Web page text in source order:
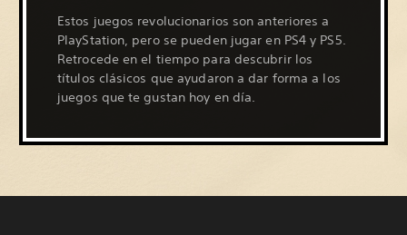
Estos juegos revolucionarios son anteriores a
PlayStation, pero se pueden jugar en PS4 y PS5.
Retrocede en el tiempo para descubrir los
títulos clásicos que ayudaron a dar forma a los
juegos que te gustan hoy en día.